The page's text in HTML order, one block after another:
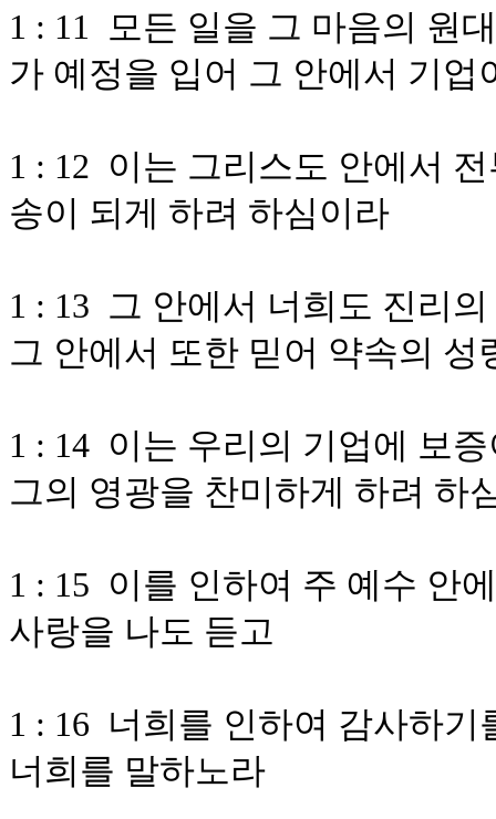
1 : 11 모든 일을 그 마음의 원
가 예정을 입어 그 안에서 기업
1 : 12 이는 그리스도 안에서
송이 되게 하려 하심이라
1 : 13 그 안에서 너희도 진리
그 안에서 또한 믿어 약속의
1 : 14 이는 우리의 기업에 보
그의 영광을 찬미하게 하려 하
1 : 15 이를 인하여 주 예수 안
사랑을 나도 듣고
1 : 16 너희를 인하여 감사하
너희를 말하노라